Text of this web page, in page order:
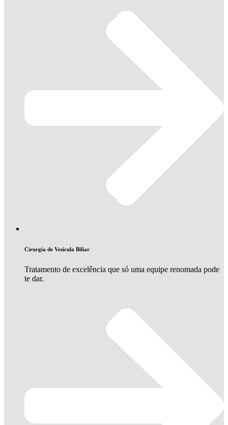
Cirurgia de Vesícula Biliar
Tratamento de excelência que só uma equipe renomada pode
te dar.